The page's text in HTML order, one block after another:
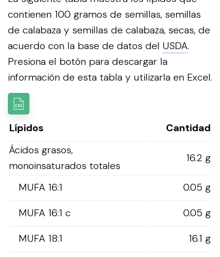
contienen 100 gramos de semillas, semillas
de calabaza y semillas de calabaza, secas, de
acuerdo con la base de datos del USDA.
Presiona el botón para descargar la
información de esta tabla y utilizarla en Excel.
Lípidos
Cantidad
Ácidos grasos,
monoinsaturados totales
16.2 g
MUFA 16:1
0.05 g
MUFA 16:1 c
0.05 g
MUFA 18:1
16.1 g